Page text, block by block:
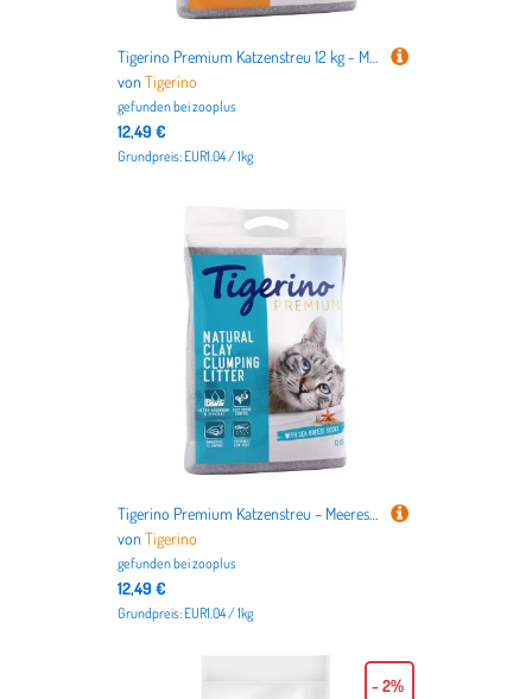
Tigerino Premium Katzenstreu 12 kg - Mandelmilch- & Honigduft
vonTigerino
gefunden beizooplus
12,49 €
Grundpreis: EUR1.04 / 1kg
Tigerino Premium Katzenstreu – Meeresbrise-Duft - 12 kg
vonTigerino
gefunden beizooplus
12,49 €
Grundpreis: EUR1.04 / 1kg
- 2%